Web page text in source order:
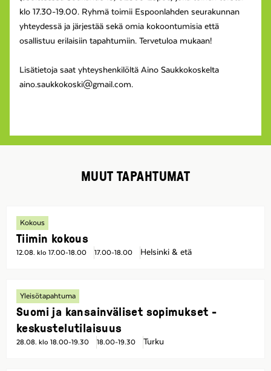
klo 17.30-19.00. Ryhmä toimii Espoonlahden seurakunnan
yhteydessä ja järjestää sekä omia kokoontumisia että
osallistuu erilaisiin tapahtumiin. Tervetuloa mukaan!
Lisätietoja saat yhteyshenkilöltä Aino Saukkokoskelta
aino.saukkokoski@gmail.com.
MUUT TAPAHTUMAT
Kokous
Tiimin kokous
12.08. klo 17.00-18.00 17.00-18.00 Helsinki & etä
Yleisötapahtuma
Suomi ja kansainväliset sopimukset -
keskustelutilaisuus
28.08. klo 18.00-19.30 18.00-19.30 Turku